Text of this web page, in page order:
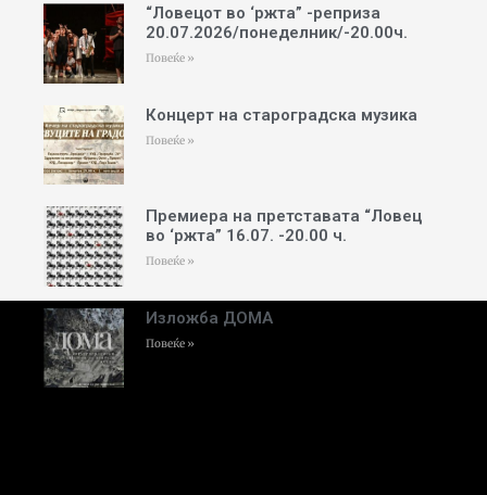
“Ловецот во ‘ржта” -реприза
20.07.2026/понеделник/-20.00ч.
Повеќе »
Концерт на староградска музика
Повеќе »
Премиера на претставата “Ловец
во ‘ржта” 16.07. -20.00 ч.
Повеќе »
Изложба ДОМА
Повеќе »